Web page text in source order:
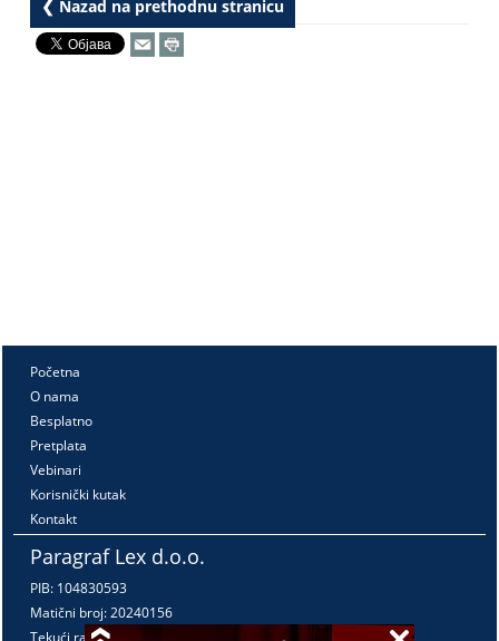
❮ Nazad na prethodnu stranicu
Početna
O nama
Besplatno
Pretplata
Vebinari
Korisnički kutak
Kontakt
Paragraf Lex d.o.o.
PIB: 104830593
Matični broj: 20240156
Tekući račun: